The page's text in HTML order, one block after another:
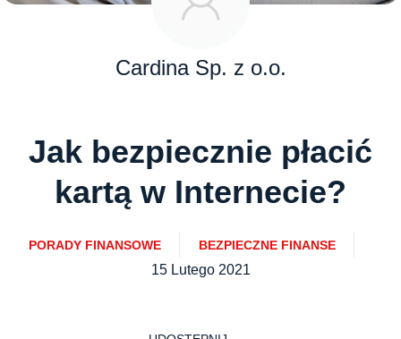
Cardina Sp. z o.o.
Jak bezpiecznie płacić
kartą w Internecie?
PORADY FINANSOWE BEZPIECZNE FINANSE
15 Lutego 2021